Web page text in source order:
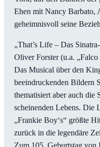
Ehen mit Nancy Barbato,
geheimnisvoll seine
„That’s Life – Das
Oliver Forster (u.a.
Das Musical über den
beeindruckenden Bildern
thematisiert aber auch die
scheinenden Lebens. Die
„Frankie Boy‘s“ größte
zurück in die legendäre
Zum 105. Geburtstag von